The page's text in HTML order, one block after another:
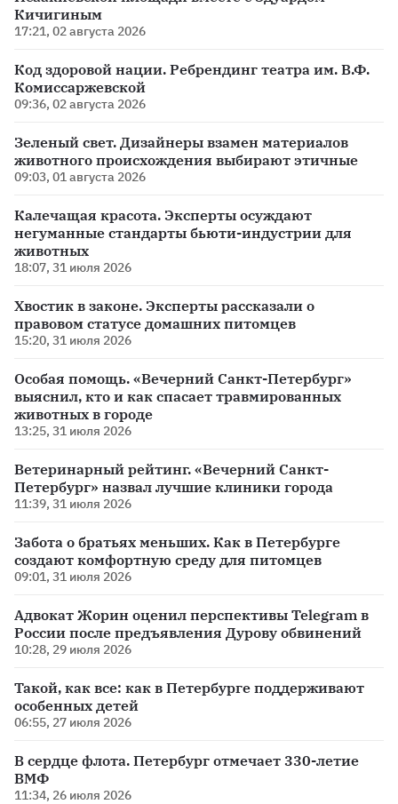
Кичигиным
17:21, 02 августа 2026
Код здоровой нации. Ребрендинг театра им. В.Ф.
Комиссаржевской
09:36, 02 августа 2026
Зеленый свет. Дизайнеры взамен материалов
животного происхождения выбирают этичные
09:03, 01 августа 2026
Калечащая красота. Эксперты осуждают
негуманные стандарты бьюти-индустрии для
животных
18:07, 31 июля 2026
Хвостик в законе. Эксперты рассказали о
правовом статусе домашних питомцев
15:20, 31 июля 2026
Особая помощь. «Вечерний Санкт-Петербург»
выяснил, кто и как спасает травмированных
животных в городе
13:25, 31 июля 2026
Ветеринарный рейтинг. «Вечерний Санкт-
Петербург» назвал лучшие клиники города
11:39, 31 июля 2026
Забота о братьях меньших. Как в Петербурге
создают комфортную среду для питомцев
09:01, 31 июля 2026
Адвокат Жорин оценил перспективы Telegram в
России после предъявления Дурову обвинений
10:28, 29 июля 2026
Такой, как все: как в Петербурге поддерживают
особенных детей
06:55, 27 июля 2026
В сердце флота. Петербург отмечает 330-летие
ВМФ
11:34, 26 июля 2026